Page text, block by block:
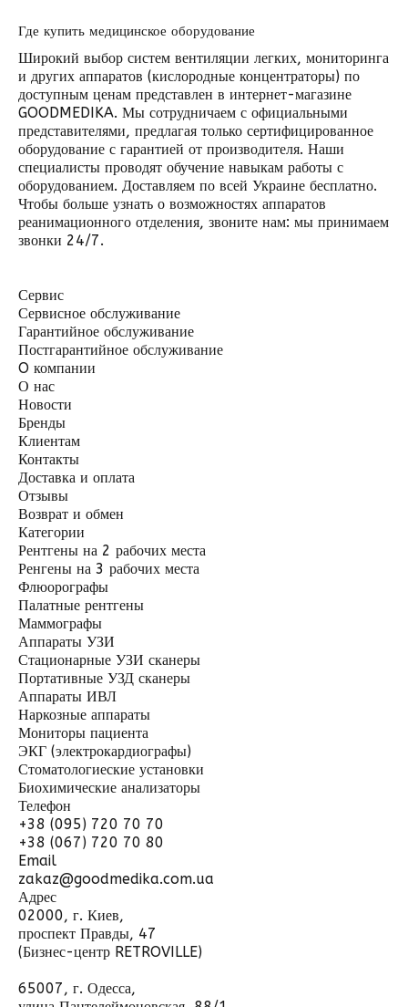
Где купить медицинское оборудование
Широкий выбор систем вентиляции легких, мониторинга
и других аппаратов (кислородные концентраторы) по
доступным ценам представлен в интернет-магазине
GOODMEDIKA. Мы сотрудничаем с официальными
представителями, предлагая только сертифицированное
оборудование с гарантией от производителя. Наши
специалисты проводят обучение навыкам работы с
оборудованием. Доставляем по всей Украине бесплатно.
Чтобы больше узнать о возможностях аппаратов
реанимационного отделения, звоните нам: мы принимаем
звонки 24/7.
Сервис
Сервисное обслуживание
Гарантийное обслуживание
Постгарантийное обслуживание
O компании
О нас
Новости
Бренды
Клиентам
Контакты
Доставка и оплата
Отзывы
Возврат и обмен
Категории
Рентгены на 2 рабочих места
Ренгены на 3 рабочих места
Флюорографы
Палатные рентгены
Маммографы
Аппараты УЗИ
Стационарные УЗИ сканеры
Портативные УЗД сканеры
Аппараты ИВЛ
Наркозные аппараты
Мониторы пациента
ЭКГ (электрокардиографы)
Стоматологиеские установки
Биохимические анализаторы
Телефон
+38 (095) 720 70 70
+38 (067) 720 70 80
Email
zakaz@goodmedika.com.ua
Адрес
02000, г. Киев,
проспект Правды, 47
(Бизнес-центр RETROVILLE)
65007, г. Одесса,